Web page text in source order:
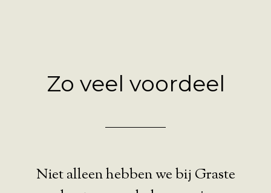
Zo veel voordeel
Niet alleen hebben we bij Graste